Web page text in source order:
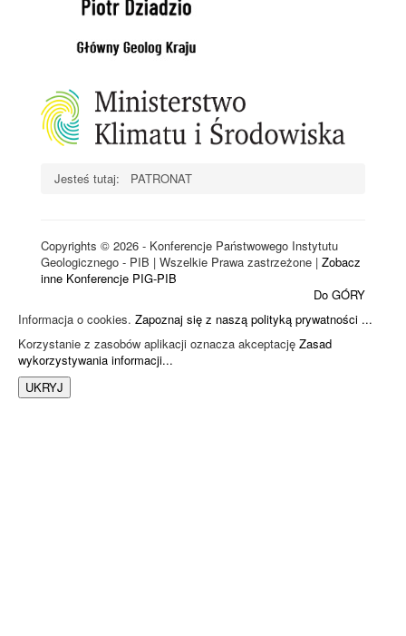
PROGRAM KONFERENCJI
WAŻNE DATY
OPŁATA KONFERENCYJNA
REJESTRACJA
Jesteś tutaj: PATRONAT
Copyrights © 2026 - Konferencje Państwowego Instytutu
Geologicznego - PIB | Wszelkie Prawa zastrzeżone | Zobacz
inne Konferencje PIG-PIB
Do GÓRY
Informacja o cookies. Zapoznaj się z naszą polityką prywatności ...
Korzystanie z zasobów aplikacji oznacza akceptację Zasad
wykorzystywania informacji...